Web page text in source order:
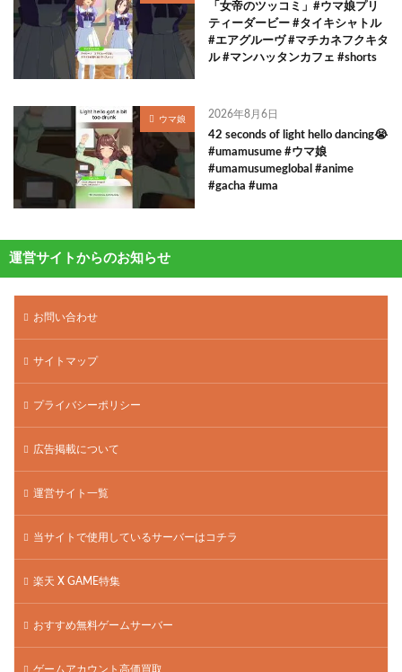
「女帝のツッコミ」#ウマ娘プリ
ティーダービー #タイキシャトル
#エアグルーヴ #マチカネフクキタ
ル #マンハッタンカフェ #shorts
ウマ娘 2026年8月6日
42 seconds of light hello dancing😭
#umamusume #ウマ娘
#umamusumeglobal #anime
#gacha #uma
運営サイトからのお知らせ
お問い合わせ
サイトマップ
プライバシーポリシー
広告掲載について
運営サイト一覧
当サイトで使用しているサーバーはコチラ
楽天 X GAME特集
おすすめ無料ゲームサーバー
ゲームアカウント高価買取